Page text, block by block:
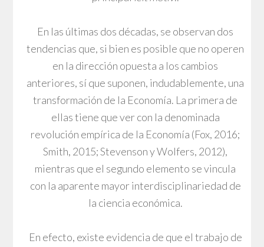
En las últimas dos décadas, se observan dos
tendencias que, si bien es posible que no operen
en la dirección opuesta a los cambios
anteriores, sí que suponen, indudablemente, una
transformación de la Economía. La primera de
ellas tiene que ver con la denominada
revolución empírica de la Economía (Fox, 2016;
Smith, 2015; Stevenson y Wolfers, 2012),
mientras que el segundo elemento se vincula
con la aparente mayor interdisciplinariedad de
la ciencia económica.
En efecto, existe evidencia de que el trabajo de